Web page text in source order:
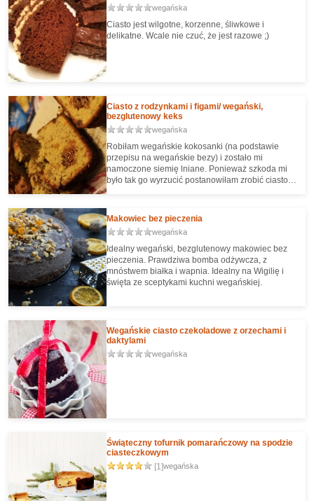
wegańska
Ciasto jest wilgotne, korzenne, śliwkowe i
delikatne. Wcale nie czuć, że jest razowe ;)
Ciasto z rodzynkami i figami/ wegański,
bezglutenowy keks
wegańska
Robiłam wegańskie kokosanki (na podstawie
przepisu na wegańskie bezy) i zostało mi
namoczone siemię lniane. Ponieważ szkoda mi
było tak go wyrzucić postanowiłam zrobić ciasto.
Makowiec bez pieczenia
wegańska
Idealny wegański, bezglutenowy makowiec bez
pieczenia. Prawdziwa bomba odżywcza, z
mnóstwem białka i wapnia. Idealny na Wigilię i
święta ze sceptykami kuchni wegańskiej.
Wegańskie ciasto czekoladowe z orzechami i
daktylami
wegańska
Świąteczny tofurnik pomarańczowy na spodzie
ciasteczkowym
[1]wegańska